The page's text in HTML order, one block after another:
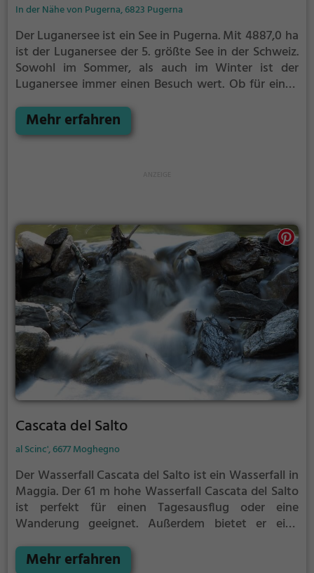
In der Nähe von Pugerna, 6823 Pugerna
Der Luganersee ist ein See in Pugerna.Mit 4887,0 ha
ist der Luganersee der 5. größte See in der Schweiz.
Sowohl im Sommer, als auch im Winter ist der
Luganersee immer einen Besuch wert. Ob für einen
Natur zu genießen - der Luganersee bietet zahlreiche
Möglichkeiten für Freizeitaktivitäten.
Mehr erfahren
Cascata del Salto
al Scinc', 6677 Moghegno
Der Wasserfall Cascata del Salto ist ein Wasserfall in
Maggia. Der 61 m hohe Wasserfall Cascata del Salto
ist perfekt für einen Tagesausflug oder eine
Wanderung geeignet. Außerdem bietet er eine
Mehr erfahren